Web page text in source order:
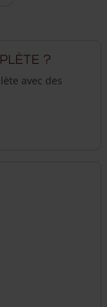
?
avec des